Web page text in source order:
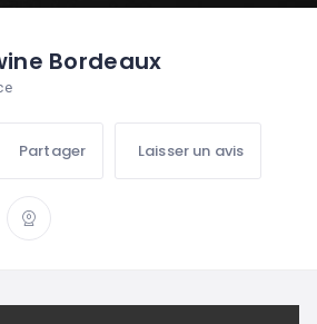
Bordeaux
Partager Laisser un avis